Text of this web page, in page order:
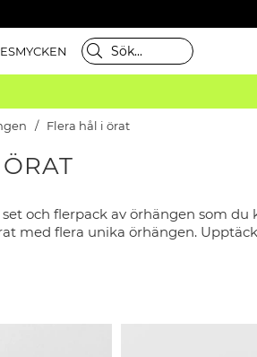
SMYCKEN
Flera hål i örat
och flerpack av örhängen som
med flera unika örhängen.